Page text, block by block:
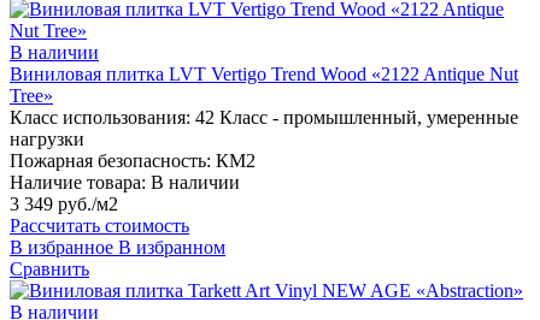
В наличии
Виниловая плитка LVT Vertigo Trend Wood «2122 Antique Nut
Tree»
Класс использования: 42 Класс - промышленный, умеренные
нагрузки
Пожарная безопасность: КМ2
Наличие товара: В наличии
3 349 руб./м2
Рассчитать стоимость
В избранное В избранном
Сравнить
В наличии